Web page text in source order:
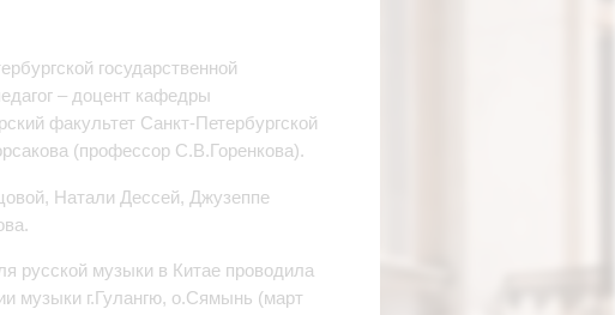
государственной
– доцент кафедры
факультет Санкт-Петербургской
(профессор С.В.Горенкова).
Натали Дессей, Джузеппе
русской музыки в Китае проводила
музыки г.Гулангю, о.Сямынь (март